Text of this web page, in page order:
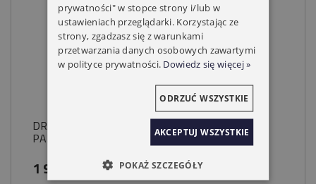
DRZWI BOCZNE GARAŻOWE SEGMENTOWE
PANEL SREBRNY RAL 9006 OCIEPLONY
1 999,00 zł
prywatności" w stopce strony i/lub w
ustawieniach przeglądarki. Korzystając ze
strony, zgadzasz się z warunkami
przetwarzania danych osobowych zawartymi
w polityce prywatności. Dowiedz się więcej »
AKCEPTUJ WSZYSTKIE
ODRZUĆ WSZYSTKIE
POKAŻ SZCZEGÓŁY